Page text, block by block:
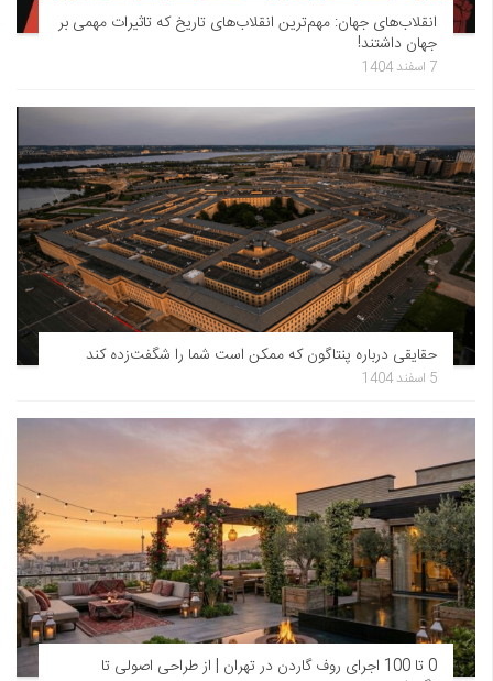
انقلاب‌های جهان: مهم‌ترین انقلاب‌های تاریخ که تاثیرات مهمی بر
جهان داشتند!
7 اسفند 1404
حقایقی درباره پنتاگون که ممکن است شما را شگفت‌زده کند
5 اسفند 1404
0 تا 100 اجرای روف گاردن در تهران | از طراحی اصولی تا